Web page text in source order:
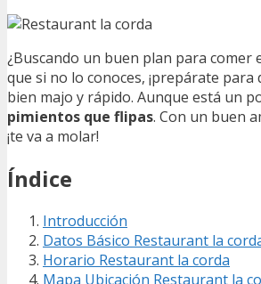
¿Buscando un buen plan para comer
que si no lo conoces, ¡prepárate
bien majo y rápido. Aunque está un
pimientos que flipas. Con un buen
¡te va a molar!
Índice
Introducción
Datos Básico Restaurant la
Horario Restaurant la corda
Mapa Ubicación Restaurant la